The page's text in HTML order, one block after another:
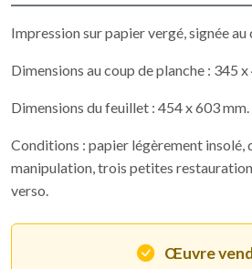
Impression sur papier vergé, signée au
Dimensions au coup de planche : 345
Dimensions du feuillet : 454 x 603 mm.
Conditions : papier légèrement insolé,
manipulation, trois petites
verso.
Œuvre